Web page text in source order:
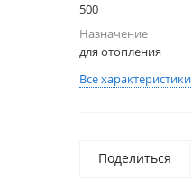
500
Назначение
для отопления
Все характеристики
Поделиться